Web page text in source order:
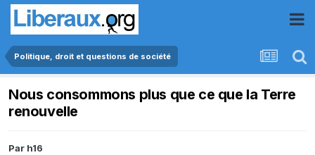
Politique, droit et questions de société
Nous consommons plus que ce que la Terre
renouvelle
Par h16